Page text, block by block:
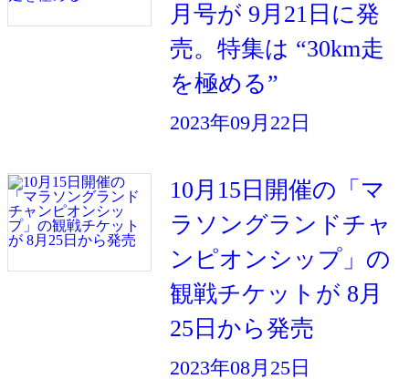
月号が 9月21日に発
売。特集は “30km走
を極める”
2023年09月22日
10月15日開催の「マ
ラソングランドチャ
ンピオンシップ」の
観戦チケットが 8月
25日から発売
2023年08月25日